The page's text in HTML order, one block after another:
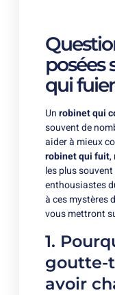
posées
qui
Unrobinet qui
souvent de
aider à mieux
robinet qui fuit,
les plus
enthousiastes
à ces mystères
vous mettront
1.
goutte-
avoir